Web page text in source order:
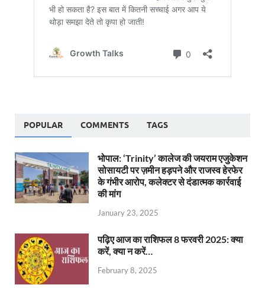
POPULAR COMMENTS TAGS
भोपाल: ‘Trinity’ कालेज की जयराम एजुकेशन
सोसायटी पर ज़मीन हड़पने और राजस्व हेरफेर
के गंभीर आरोप, कलेक्टर से दंडात्मक कार्रवाई
की मांग
January 23, 2025
पढ़िए आज का राशिफल 8 फरवरी 2025: क्या
करें, क्या न करें…
February 8, 2025